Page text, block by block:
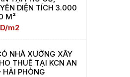
DIỆN TÍCH 3.000
M²
m2
NHÀ XƯỞNG XÂY
THUÊ TẠI KCN AN
HẢI PHÒNG